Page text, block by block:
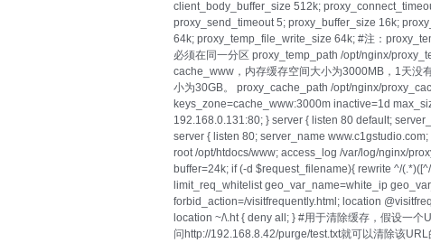
client_body_buffer_size 512k;
proxy_send_timeout 5; proxy_buffer_size 16k;
64k; proxy_temp_file_write_size 64k; #注：
必须在同一分区 proxy_temp_path /opt/nginx/
cache_www，内存缓存空间大小为3000MB，1天没
小为30GB。 proxy_cache_path /opt/nginx/
keys_zone=cache_www:3000m inactive=1d
192.168.0.131:80; } server { listen 80 default;
server { listen 80; server_name
root /opt/htdocs/www; access_log /var/log/nginx/
buffer=24k; if (-d $request_filename){ rewrite ^/
limit_req_whitelist geo_var_name=white_ip
forbid_action=/visitfrequently.html; location
location ~/\.ht { deny all; } #用于清除缓存，假设一
问http://192.168.8.42/purge/test.txt就可以清除该